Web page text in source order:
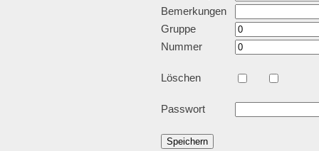
Bemerkungen
Gruppe
Nummer
Löschen
Passwort